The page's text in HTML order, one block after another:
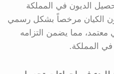
الديون في المملكة
الكيان مرخصاً بشكل رسمي
مما يضمن التزامه
في المملكة.